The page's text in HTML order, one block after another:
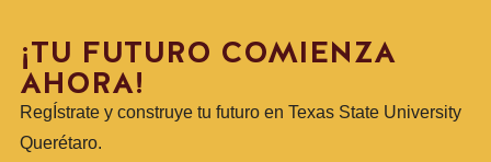
¡TU FUTURO COMIENZA
AHORA!
RegÍstrate y construye tu futuro en Texas State University
Querétaro.